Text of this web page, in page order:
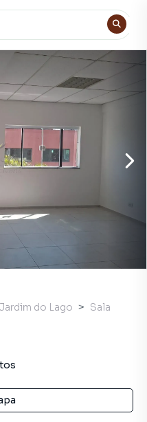
Jardim do Lago
Sala